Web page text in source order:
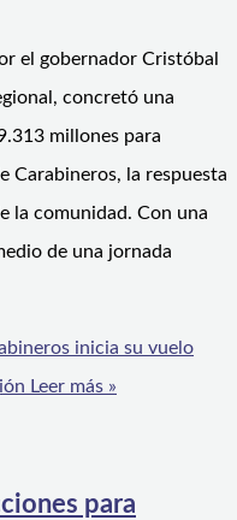
el gobernador Cristóbal
concretó una
millones para
Carabineros, la respuesta
la comunidad. Con una
de una jornada
inicia su vuelo
Leer más »
para